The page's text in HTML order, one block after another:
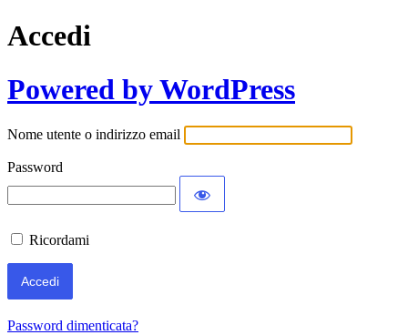
Accedi
Powered by WordPress
Nome utente o indirizzo email
Password
Ricordami
Password dimenticata?